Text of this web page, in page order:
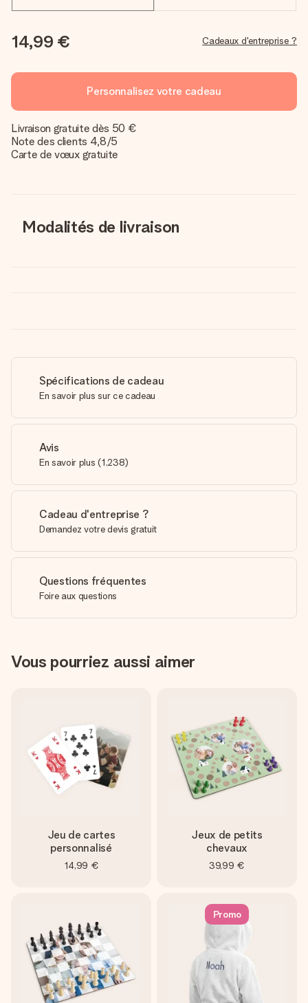
14,99 € Cadeaux d'entreprise ?
Personnalisez votre cadeau
Livraison gratuite dès 50 €
Note des clients 4,8/5
Carte de vœux gratuite
Modalités de livraison
Spécifications de cadeau
En savoir plus sur ce cadeau
Avis
En savoir plus (1,238)
Cadeau d'entreprise ?
Demandez votre devis gratuit
Questions fréquentes
Foire aux questions
Vous pourriez aussi aimer
Jeu de cartes
personnalisé
14,99 €
Jeux de petits
chevaux
39,99 €
Promo